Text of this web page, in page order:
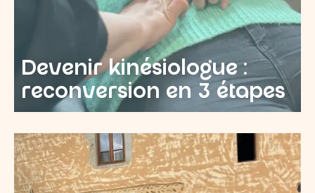
Devenir kinésiologue :
reconversion en 3 étapes